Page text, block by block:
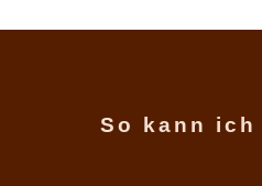
So kann